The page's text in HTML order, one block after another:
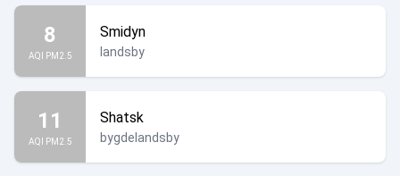
8
AQI PM2.5
Smidyn
landsby
11
AQI PM2.5
Shatsk
bygdelandsby